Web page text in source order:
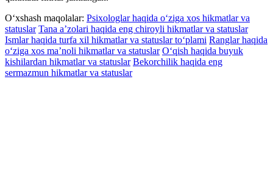
O‘xshash maqolalar: Psixologlar haqida o‘ziga xos hikmatlar va
statuslar Tana a’zolari haqida eng chiroyli hikmatlar va statuslar
Ismlar haqida turfa xil hikmatlar va statuslar to‘plami Ranglar haqida
o‘ziga xos ma’noli hikmatlar va statuslar O‘qish haqida buyuk
kishilardan hikmatlar va statuslar Bekorchilik haqida eng
sermazmun hikmatlar va statuslar